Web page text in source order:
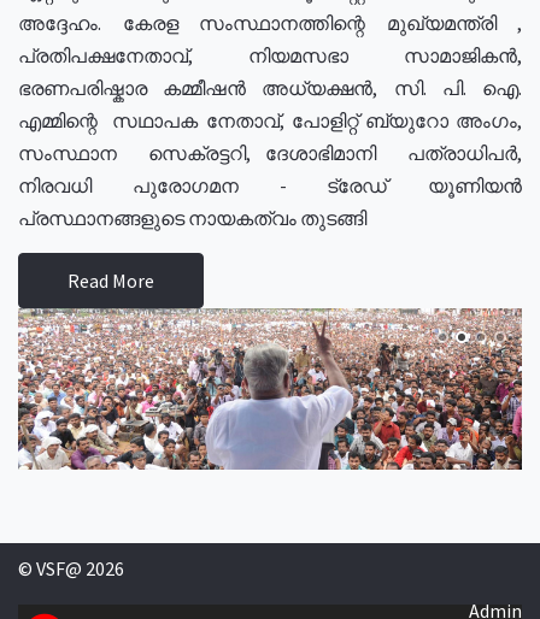
അദ്ദേഹം. കേരള സംസ്ഥാനത്തിന്റെ മുഖ്യമന്ത്രി ,
പ്രതിപക്ഷനേതാവ്, നിയമസഭാ സാമാജികൻ,
ഭരണപരിഷ്കാര കമ്മീഷൻ അധ്യക്ഷൻ, സി. പി. ഐ.
എമ്മിന്റെ സഥാപക നേതാവ്, പോളിറ്റ് ബ്യുറോ അംഗം,
സംസ്ഥാന സെക്രട്ടറി, ദേശാഭിമാനി പത്രാധിപർ,
നിരവധി പുരോഗമന - ട്രേഡ് യൂണിയൻ
പ്രസ്ഥാനങ്ങളുടെ നായകത്വം തുടങ്ങി
Read More
© VSF@ 2026
Admin